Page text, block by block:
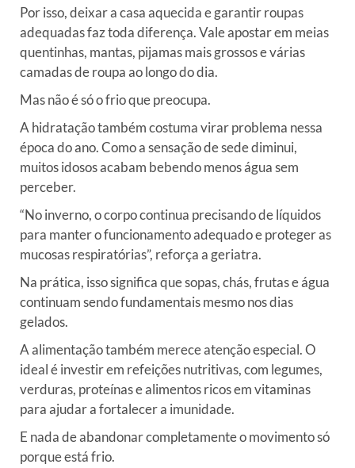
Por isso, deixar a casa aquecida e garantir roupas
adequadas faz toda diferença. Vale apostar em meias
quentinhas, mantas, pijamas mais grossos e várias
camadas de roupa ao longo do dia.
Mas não é só o frio que preocupa.
A hidratação também costuma virar problema nessa
época do ano. Como a sensação de sede diminui,
muitos idosos acabam bebendo menos água sem
perceber.
“No inverno, o corpo continua precisando de líquidos
para manter o funcionamento adequado e proteger as
mucosas respiratórias”, reforça a geriatra.
Na prática, isso significa que sopas, chás, frutas e água
continuam sendo fundamentais mesmo nos dias
gelados.
A alimentação também merece atenção especial. O
ideal é investir em refeições nutritivas, com legumes,
verduras, proteínas e alimentos ricos em vitaminas
para ajudar a fortalecer a imunidade.
E nada de abandonar completamente o movimento só
porque está frio.